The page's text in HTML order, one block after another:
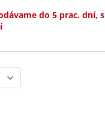
do 5 prac. dní, s